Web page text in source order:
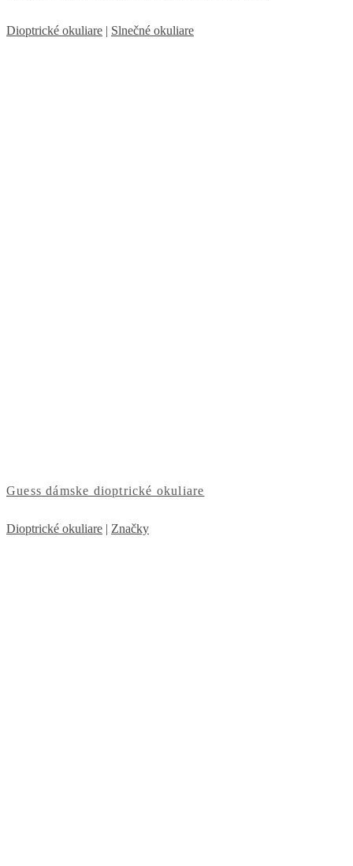
Dioptrické okuliare | Slnečné okuliare
Guess dámske dioptrické okuliare
Dioptrické okuliare | Značky